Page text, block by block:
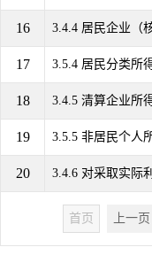
16 3.4.4 居民企业（
17 3.5.4 居民分类所
18 3.4.5 清算企业所
19 3.5.5 非居民个人
20 3.4.6 对采取实际
首页 上一页